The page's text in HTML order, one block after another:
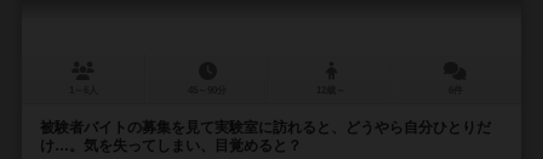
被験者バイトの募集を見て実験室に訪れると、どうやら自分ひとりだ
け…。気を失ってしまい、目覚めると？